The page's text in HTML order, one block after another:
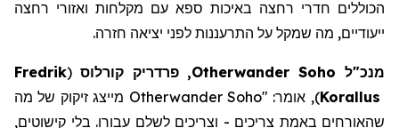
הכוללים חדרי רחצה באיכות ספא עם מקלחות ואזורי רחצה
ייעודיים, מה שמקל על התרעננות לפני יציאה חזרה.
מנכ"ל Otherwander Soho , פרדריקקורלוס (
Fredrik
Korallus
), אומר: "Otherwander Soho מייצג זיקוק של מה
שהאורחים באמת צריכים - וצריכים לשלם עבורו. בלי קישוטים,